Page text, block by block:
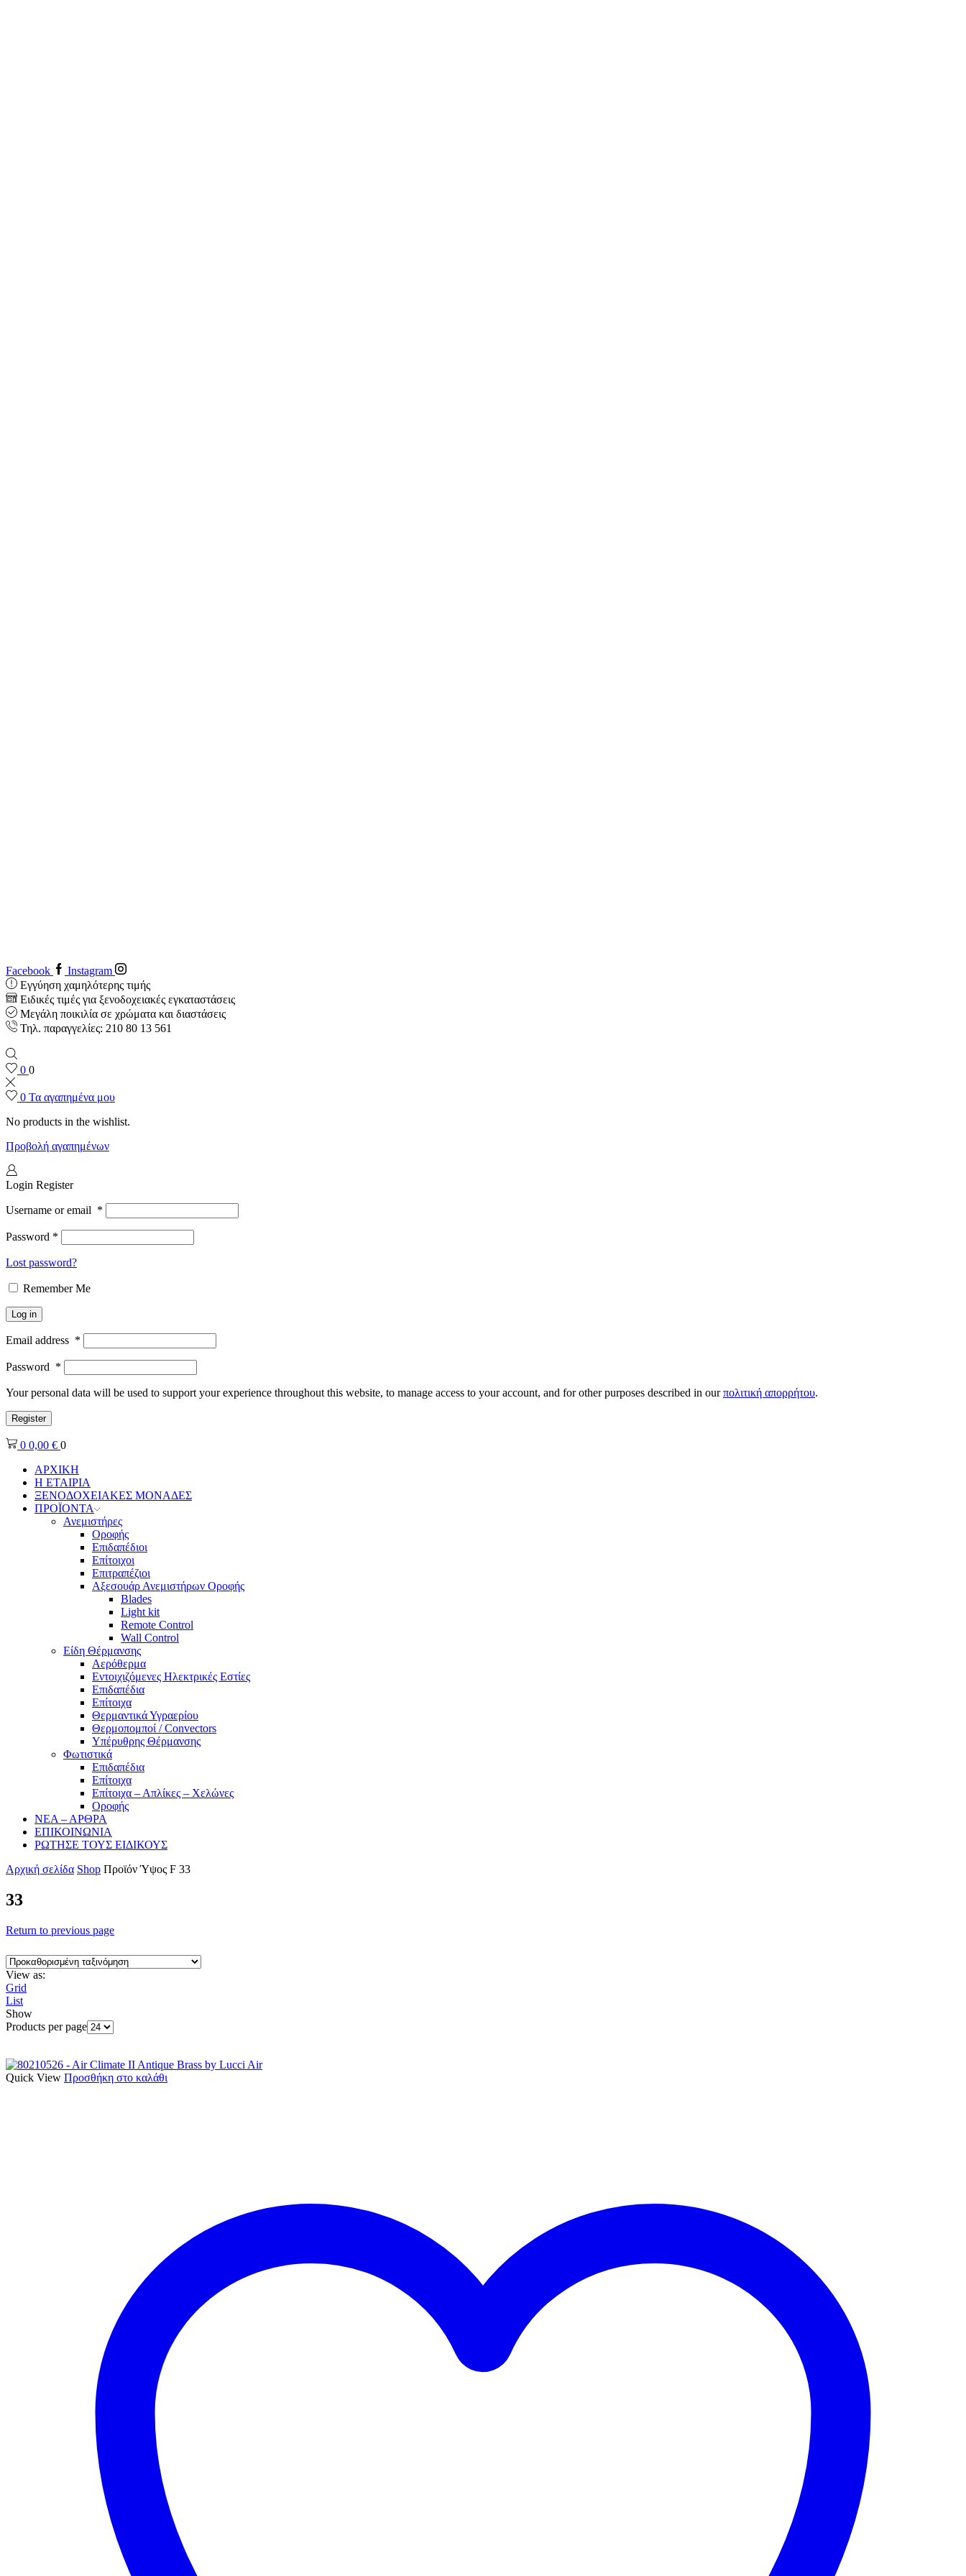
Facebook
Instagram
Εγγύηση χαμηλότερης τιμής
Ειδικές τιμές για ξενοδοχειακές εγκαταστάσεις
Μεγάλη ποικιλία σε χρώματα και διαστάσεις
Τηλ. παραγγελίες: 210 80 13 561
0 0
0 Τα αγαπημένα μου
No products in the wishlist.
Προβολή αγαπημένων
Login Register
Username or email *
Password *
Lost password?
Remember Me
Log in
Email address *
Password *
Your personal data will be used to support your experience throughout this website, to manage access to your account, and for other purposes described in ourπολιτική απορρήτου.
Register
0 0,00 € 0
ΑΡΧΙΚΗ
Η ΕΤΑΙΡΙΑ
ΞΕΝΟΔΟΧΕΙΑΚΕΣ ΜΟΝΑΔΕΣ
ΠΡΟΪΟΝΤΑ
Ανεμιστήρες
Οροφής
Επιδαπέδιοι
Επίτοιχοι
Επιτραπέζιοι
Αξεσουάρ Ανεμιστήρων Οροφής
Blades
Light kit
Remote Control
Wall Control
Είδη Θέρμανσης
Αερόθερμα
Εντοιχιζόμενες Ηλεκτρικές Εστίες
Επιδαπέδια
Επίτοιχα
Θερμαντικά Υγραερίου
Θερμοπομποί / Convectors
Υπέρυθρης Θέρμανσης
Φωτιστικά
Επιδαπέδια
Επίτοιχα
Επίτοιχα – Απλίκες – Χελώνες
Οροφής
ΝΕΑ – ΑΡΘΡΑ
ΕΠΙΚΟΙΝΩΝΙΑ
ΡΩΤΗΣΕ ΤΟΥΣ ΕΙΔΙΚΟΥΣ
Αρχική σελίδα Shop Προϊόν Ύψος F 33
33
Return to previous page
View as:
Grid
List
Show
Products per page
Quick View Προσθήκη στο καλάθι